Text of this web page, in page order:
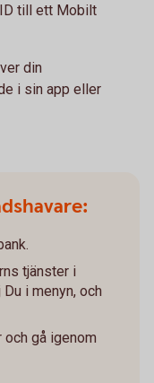
till ett Mobilt
din
i sin app eller
tjänster i
i menyn, och
och gå igenom